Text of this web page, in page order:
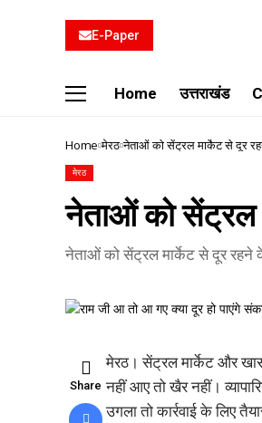
E-Paper
Home उत्तराखंड
Home मेरठ नेताओं को सेंट्रल मार्केट से दूर
मेरठ
नेताओं को सेंट्रल
नेताओं को सेंट्रल मार्केट से दूर
Share
मेरठ। सेंट्रल मार्केट और
नहीं आए तो खैर नहीं।
उगला तो कार्रवाई के लिए